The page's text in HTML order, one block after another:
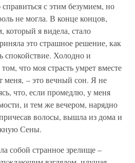
с этим безумием, но
не могла. В конце концов,
я видела, стало
это страшное решение, как
спокойствие. Холодно и
что моя страсть умрет вместе
меня, – это вечный сон. Я не
что, если промедлю, у меня
и тем же вечером, нарядно
волосы, вышла из дома и
Сены.
собой странное зрелище –